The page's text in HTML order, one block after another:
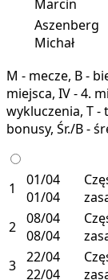
Marcin
Aszenberg
Michał
M - mecze, B -
miejsca, IV - 4.
wykluczenia, T -
bonusy, Śr./B -
1
01/04
01/04
2 08/04
08/04
3 22/04
22/04